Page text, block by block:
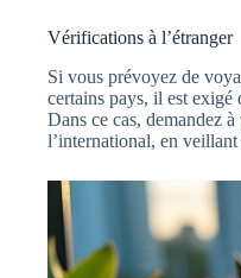
Vérifications à l’étranger
Si vous prévoyez de
certains pays, il est exigé
Dans ce cas, demandez
l’international, en